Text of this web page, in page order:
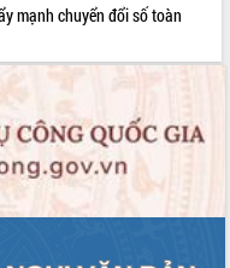
mạnh chuyển đổi số toàn